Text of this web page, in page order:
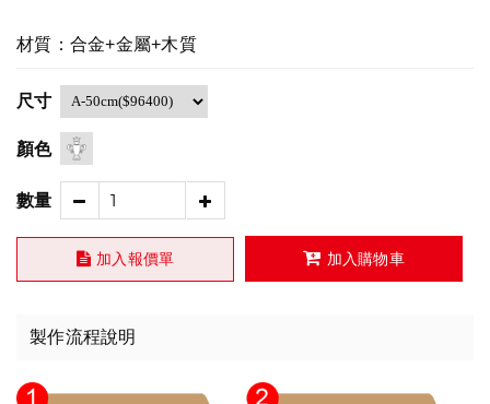
材質：合金+金屬+木質
尺寸
顏色
數量
加入報價單 加入購物車
製作流程說明